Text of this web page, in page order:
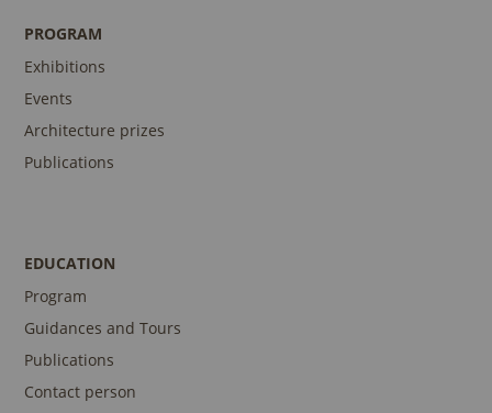
PROGRAM
Exhibitions
Events
Architecture prizes
Publications
EDUCATION
Program
Guidances and Tours
Publications
Contact person